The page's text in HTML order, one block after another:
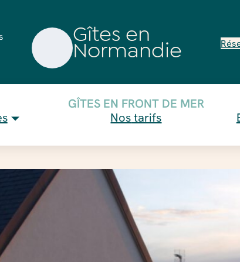
Gîtes en
Normandie
GÎTES EN FRONT DE MER
Nos tarifs
La Maison Moderne
(1er étage)
L’EAU